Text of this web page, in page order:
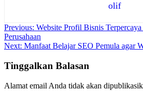
olif
Navigasi
pos
Previous: Website Profil Bisnis
Perusahaan
Next: Manfaat Belajar SEO Pemula agar
Tinggalkan Balasan
Alamat email Anda tidak akan